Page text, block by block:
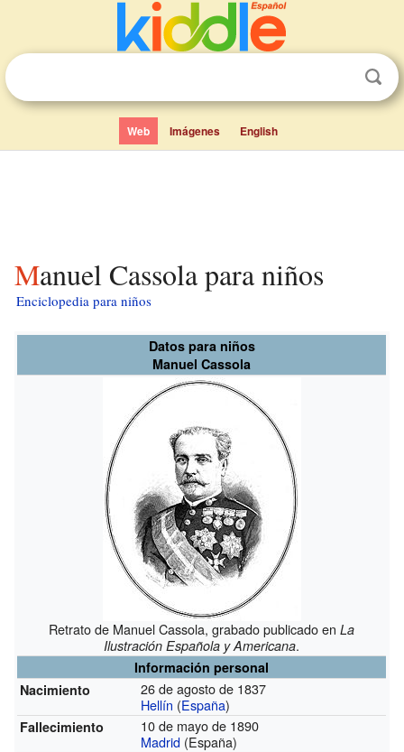
Web Imágenes English
Manuel Cassola para niños
Enciclopedia para niños
Datos para niños
Manuel Cassola
Retrato de Manuel Cassola, grabado publicado enLa
Ilustración Española y Americana.
Información personal
Nacimiento
26 de agosto de 1837
Hellín (España)
Fallecimiento
10 de mayo de 1890
Madrid (España)